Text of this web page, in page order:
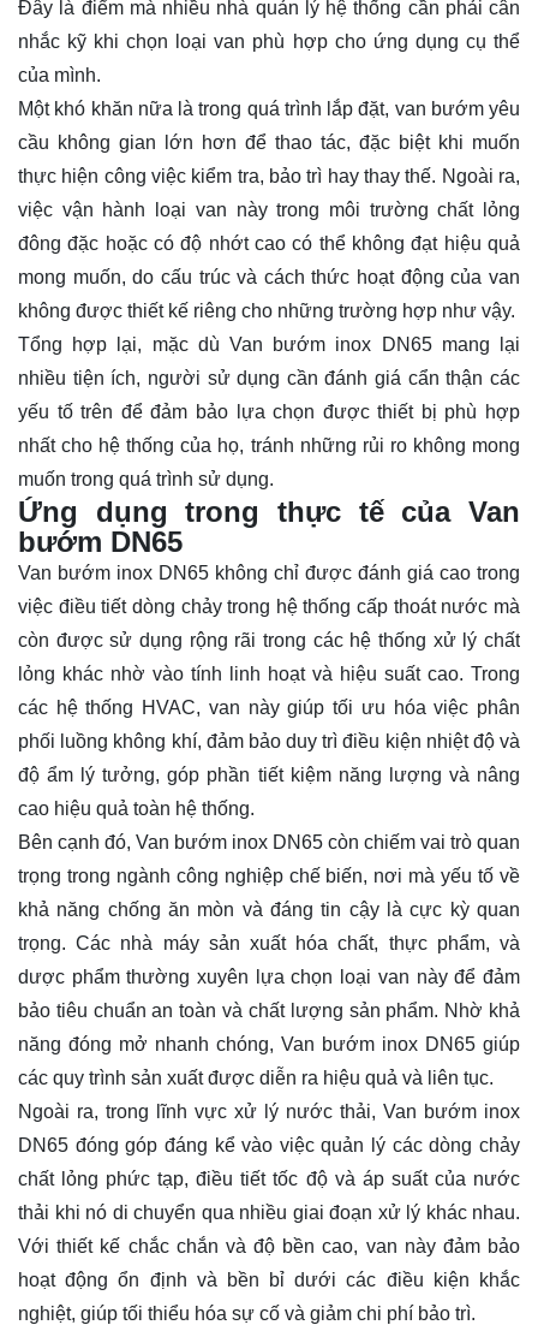
Đây là điểm mà nhiều nhà quản lý hệ thống cần phải cân
nhắc kỹ khi chọn loại van phù hợp cho ứng dụng cụ thể
của mình.
Một khó khăn nữa là trong quá trình lắp đặt, van bướm yêu
cầu không gian lớn hơn để thao tác, đặc biệt khi muốn
thực hiện công việc kiểm tra, bảo trì hay thay thế. Ngoài ra,
việc vận hành loại van này trong môi trường chất lỏng
đông đặc hoặc có độ nhớt cao có thể không đạt hiệu quả
mong muốn, do cấu trúc và cách thức hoạt động của van
không được thiết kế riêng cho những trường hợp như vậy.
Tổng hợp lại, mặc dù Van bướm inox DN65 mang lại
nhiều tiện ích, người sử dụng cần đánh giá cẩn thận các
yếu tố trên để đảm bảo lựa chọn được thiết bị phù hợp
nhất cho hệ thống của họ, tránh những rủi ro không mong
muốn trong quá trình sử dụng.
Ứng dụng trong thực tế của Van
bướm DN65
Van bướm inox DN65 không chỉ được đánh giá cao trong
việc điều tiết dòng chảy trong hệ thống cấp thoát nước mà
còn được sử dụng rộng rãi trong các hệ thống xử lý chất
lỏng khác nhờ vào tính linh hoạt và hiệu suất cao. Trong
các hệ thống HVAC, van này giúp tối ưu hóa việc phân
phối luồng không khí, đảm bảo duy trì điều kiện nhiệt độ và
độ ẩm lý tưởng, góp phần tiết kiệm năng lượng và nâng
cao hiệu quả toàn hệ thống.
Bên cạnh đó, Van bướm inox DN65 còn chiếm vai trò quan
trọng trong ngành công nghiệp chế biến, nơi mà yếu tố về
khả năng chống ăn mòn và đáng tin cậy là cực kỳ quan
trọng. Các nhà máy sản xuất hóa chất, thực phẩm, và
dược phẩm thường xuyên lựa chọn loại van này để đảm
bảo tiêu chuẩn an toàn và chất lượng sản phẩm. Nhờ khả
năng đóng mở nhanh chóng, Van bướm inox DN65 giúp
các quy trình sản xuất được diễn ra hiệu quả và liên tục.
Ngoài ra, trong lĩnh vực xử lý nước thải, Van bướm inox
DN65 đóng góp đáng kể vào việc quản lý các dòng chảy
chất lỏng phức tạp, điều tiết tốc độ và áp suất của nước
thải khi nó di chuyển qua nhiều giai đoạn xử lý khác nhau.
Với thiết kế chắc chắn và độ bền cao, van này đảm bảo
hoạt động ổn định và bền bỉ dưới các điều kiện khắc
nghiệt, giúp tối thiểu hóa sự cố và giảm chi phí bảo trì.